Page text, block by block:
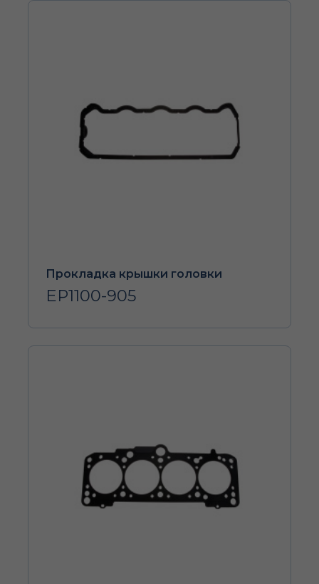
Прокладка крышки головки
EP1100-905